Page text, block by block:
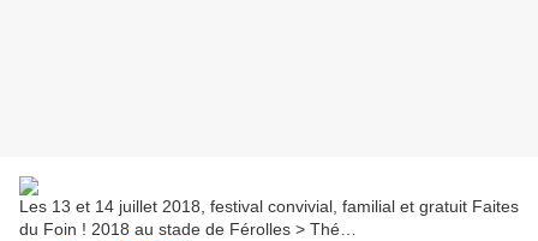
Les 13 et 14 juillet 2018, festival convivial, familial et gratuit Faites
du Foin ! 2018 au stade de Férolles > Thé…